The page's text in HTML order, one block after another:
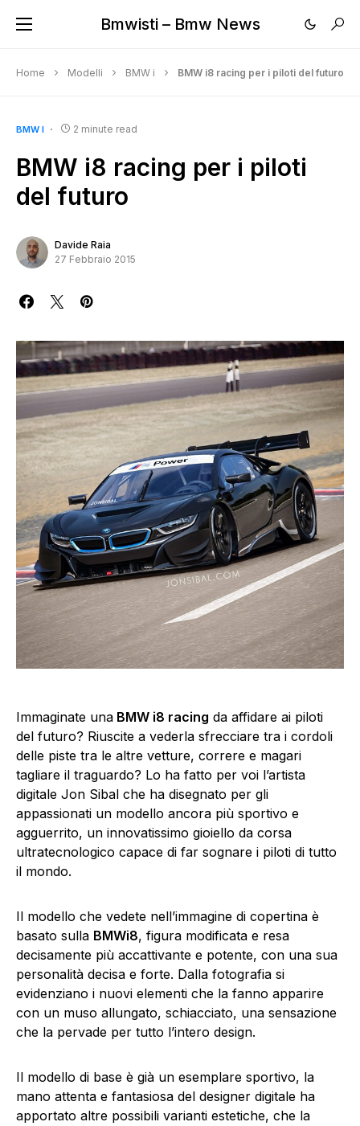
Bmwisti – Bmw News
Home Modelli BMW i BMW i8 racing per i piloti del futuro
BMW I 2 minute read
BMW i8 racing per i piloti
del futuro
Davide Raia
27 Febbraio 2015
Immaginate una BMW i8 racing da affidare ai piloti
del futuro? Riuscite a vederla sfrecciare tra i cordoli
delle piste tra le altre vetture, correre e magari
tagliare il traguardo? Lo ha fatto per voi l’artista
digitale Jon Sibal che ha disegnato per gli
appassionati un modello ancora più sportivo e
agguerrito, un innovatissimo gioiello da corsa
ultratecnologico capace di far sognare i piloti di tutto
il mondo.
Il modello che vedete nell’immagine di copertina è
basato sulla BMWi8, figura modificata e resa
decisamente più accattivante e potente, con una sua
personalità decisa e forte. Dalla fotografia si
evidenziano i nuovi elementi che la fanno apparire
con un muso allungato, schiacciato, una sensazione
che la pervade per tutto l’intero design.
Il modello di base è già un esemplare sportivo, la
mano attenta e fantasiosa del designer digitale ha
apportato altre possibili varianti estetiche, che la